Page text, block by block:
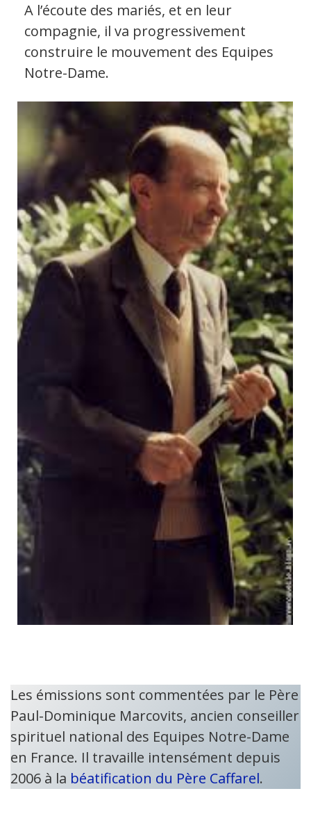
A l’écoute des mariés, et en leur
compagnie, il va progressivement
construire le mouvement des Equipes
Notre-Dame.
Les émissions sont commentées par le Père
Paul-Dominique Marcovits, ancien conseiller
spirituel national des Equipes Notre-Dame
en France. Il travaille intensément depuis
2006 à la béatification du Père Caffarel.